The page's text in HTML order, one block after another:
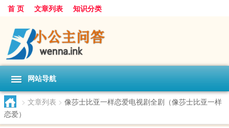
首 页 文章列表 知识分类
网站导航
> 文章列表 > 像莎士比亚一样恋爱电视剧全剧（像莎士比亚一样
恋爱）